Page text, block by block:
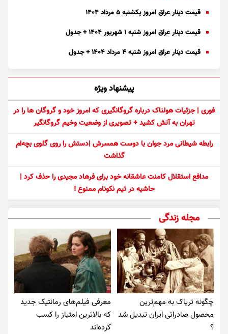
قیمت دینار عراق امروز یکشنبه ۵ مرداد ۱۴۰۴
قیمت دینار عراق امروز شنبه ۱ شهریور ۱۴۰۴ + جدول
قیمت دینار عراق امروز شنبه ۴ مرداد ۱۴۰۴ + جدول
پیشنهاد ویژه
فوری | جزئیات هولناک درباره گروگانگیری که امروز خود و گروگان ها را در
تهران به آتش کشید + تصویری از وضعیت وخیم گروگانگیر
رابطه شیطانی مرد جوان با دوست همسرش |دستش را روی گلوی بچه‌ام
گذاشت
مدافع استقلال کامنت عاشقانه خود برای فرهاد مجیدی را حذف کرد |
حاشیه در تیم نکونام ممنوع !
مجله زندگی
چگونه تریاک به مهم‌ترین
محصول صادراتی ایران تبدیل شد
؟
معرفی فیلم‌های رمانتیک جدید
که بالاترین امتیاز را کسب
کرده‌اند